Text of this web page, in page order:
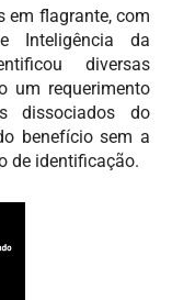
em flagrante, com
Inteligência da
diversas
um requerimento
dissociados do
benefício sem a
de identificação.